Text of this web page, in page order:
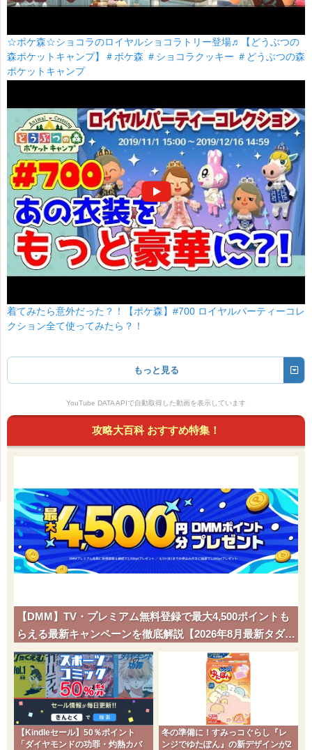
☆ポケ森☆ショコラのロイヤルショコラトリー登場♬【どうぶつの
森ポケットキャンプ】＃ポケ森 ＃ショコラクッキー ＃どうぶつの森
ポケットキャンプ
着てみたら意外だった？！【ポケ森】#700 ロイヤルパーティーコレ
クション全て使ってみたら？！
もっと見る
YouTube DATA APIで自動取得した動画を表示しています
攻略大百科 おすすめ特集！
【DMM】TV・プレミアム無料登録で最大4,500ポイントも
らえる最新キャンペーンを徹底解説【2026年8月最新タダポ
チ】
【Kindleセール】50％ポイント
「ダイヤモンドの功罪・灼熱カバ
冬の準備に！すみっコぐらし『レ
ンジでゆたぽん』の新デザインが2